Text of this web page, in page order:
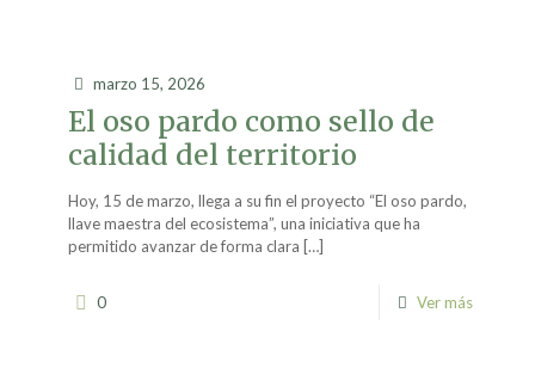
marzo 15, 2026
El oso pardo como sello de
calidad del territorio
Hoy, 15 de marzo, llega a su fin el proyecto “El oso pardo,
llave maestra del ecosistema”, una iniciativa que ha
permitido avanzar de forma clara […]
0 Ver más